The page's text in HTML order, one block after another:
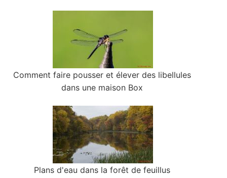
Comment faire pousser et élever des libellules
dans une maison Box
Plans d'eau dans la forêt de feuillus